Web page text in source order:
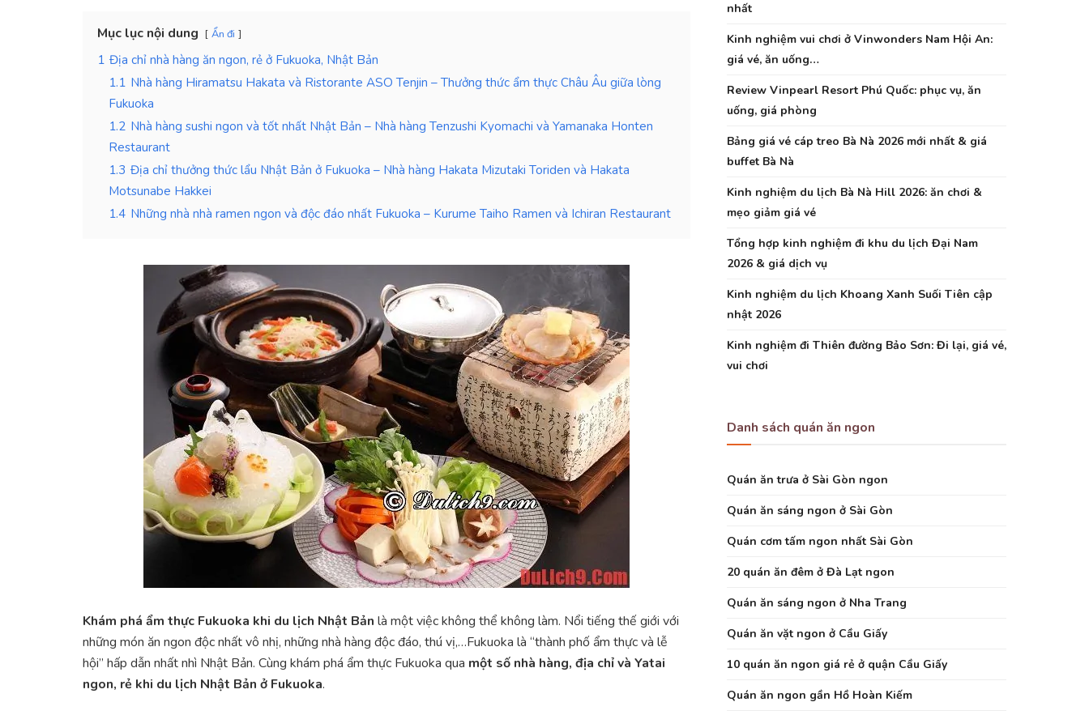
Mục lục nội dung Ẩn đi
1 Địa chỉ nhà hàng ăn ngon, rẻ ở Fukuoka, Nhật Bản
1.1 Nhà hàng Hiramatsu Hakata và Ristorante ASO Tenjin – Thưởng thức ẩm thực Châu Âu giữa lòng
Fukuoka
1.2 Nhà hàng sushi ngon và tốt nhất Nhật Bản – Nhà hàng Tenzushi Kyomachi và Yamanaka Honten
Restaurant
1.3 Địa chỉ thưởng thức lẩu Nhật Bản ở Fukuoka – Nhà hàng Hakata Mizutaki Toriden và Hakata
Motsunabe Hakkei
1.4 Những nhà nhà ramen ngon và độc đáo nhất Fukuoka – Kurume Taiho Ramen và Ichiran Restaurant
Khám phá ẩm thực Fukuoka khi du lịch Nhật Bản là một việc không thể không làm. Nổi tiếng thế giới với
những món ăn ngon độc nhất vô nhị, những nhà hàng độc đáo, thú vị,…Fukuoka là “thành phố ẩm thực và lễ
hội” hấp dẫn nhất nhì Nhật Bản. Cùng khám phá ẩm thực Fukuoka qua một số nhà hàng, địa chỉ và Yatai
ngon, rẻ khi du lịch Nhật Bản ở Fukuoka.
nhất
Kinh nghiệm vui chơi ở Vinwonders Nam Hội An:
giá vé, ăn uống…
Review Vinpearl Resort Phú Quốc: phục vụ, ăn
uống, giá phòng
Bảng giá vé cáp treo Bà Nà 2026 mới nhất & giá
buffet Bà Nà
Kinh nghiệm du lịch Bà Nà Hill 2026: ăn chơi &
mẹo giảm giá vé
Tổng hợp kinh nghiệm đi khu du lịch Đại Nam
2026 & giá dịch vụ
Kinh nghiệm du lịch Khoang Xanh Suối Tiên cập
nhật 2026
Kinh nghiệm đi Thiên đường Bảo Sơn: Đi lại, giá vé,
vui chơi
Danh sách quán ăn ngon
Quán ăn trưa ở Sài Gòn ngon
Quán ăn sáng ngon ở Sài Gòn
Quán cơm tấm ngon nhất Sài Gòn
20 quán ăn đêm ở Đà Lạt ngon
Quán ăn sáng ngon ở Nha Trang
Quán ăn vặt ngon ở Cầu Giấy
10 quán ăn ngon giá rẻ ở quận Cầu Giấy
Quán ăn ngon gần Hồ Hoàn Kiếm